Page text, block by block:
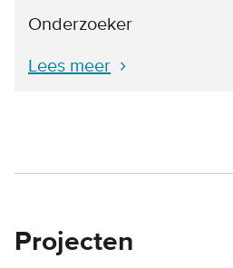
Onderzoeker
Lees meer
Projecten